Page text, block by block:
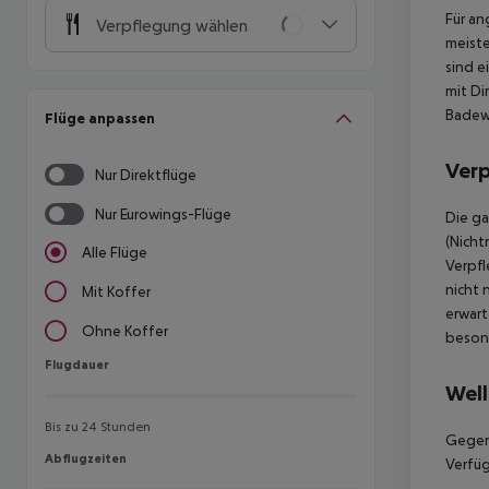
Verpflegung wählen
Flüge anpassen
Nur Direktflüge
Nur Eurowings-Flüge
Alle Flüge
Mit Koffer
Ohne Koffer
Flugdauer
Flugdauer
Bis zu 24 Stunden
Abflugzeiten
Abflugzeiten
Für
sind
mit
Die
nicht